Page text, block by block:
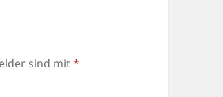
sind mit*